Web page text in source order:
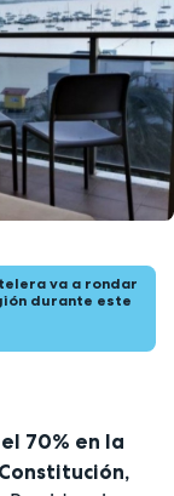
va a rondar
durante este
70% en la